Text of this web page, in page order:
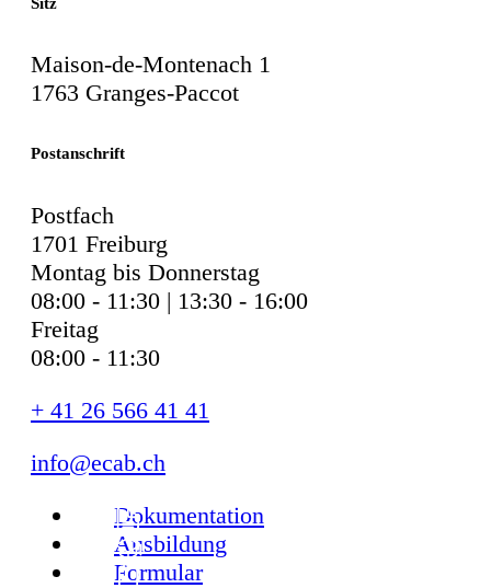
Maison-de-Montenach 1
1763 Granges-Paccot
Postanschrift
Postfach
1701 Freiburg
Montag bis Donnerstag
08:00 - 11:30 | 13:30 - 16:00
Freitag
08:00 - 11:30
+ 41 26 566 41 41
info@ecab.ch
Dokumentation
Ausbildung
Formular